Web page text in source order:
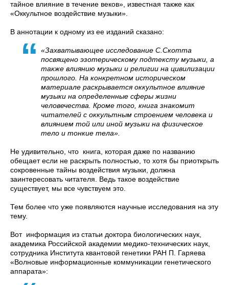
тайное влияние в течение веков», известная также как
«Оккультное воздействие музыки».
В аннотации к одному из ее изданий сказано:
«Захватывающее исследование С.Скотта
посвящено эзотерическому подтексту музыки, а
также влиянию музыки и религии на цивилизации
прошлого. На конкретном историческом
материале раскрывается оккультное влияние
музыки на определенные сферы жизни
человечества. Кроме того, книга знакомит
читателей с оккультным строением человека и
влиянием той или иной музыки на физическое
тело и тонкие тела».
Не удивительно, что книга, которая даже по названию
обещает если не раскрыть полностью, то хотя бы приоткрыть
сокровенные тайны воздействия музыки, должна
заинтересовать читателя. Ведь такое воздействие
существует, мы все чувствуем это.
Тем более что уже появляются научные исследования на эту
тему.
Вот информация из статьи доктора биологических наук,
академика Российской академии медико-технических наук,
сотрудника Института квантовой генетики РАН П. Гаряева
«Волновые информационные коммуникации генетического
аппарата»: